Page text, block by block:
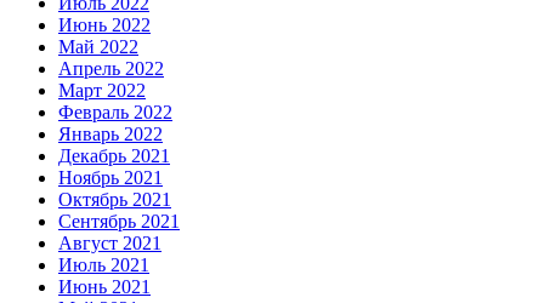
Июнь 2022
Май 2022
Апрель 2022
Март 2022
Февраль 2022
Январь 2022
Декабрь 2021
Ноябрь 2021
Октябрь 2021
Сентябрь 2021
Август 2021
Июль 2021
Июнь 2021